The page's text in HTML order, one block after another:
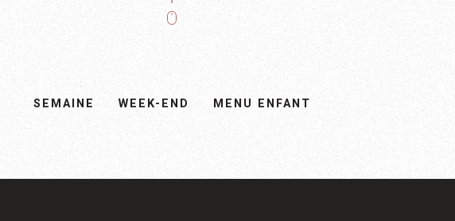
SEMAINE WEEK-END MENU ENFANT